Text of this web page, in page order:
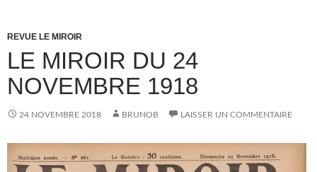
REVUE LE MIROIR
LE MIROIR DU 24
NOVEMBRE 1918
24 NOVEMBRE 2018 BRUNOB LAISSER UN COMMENTAIRE